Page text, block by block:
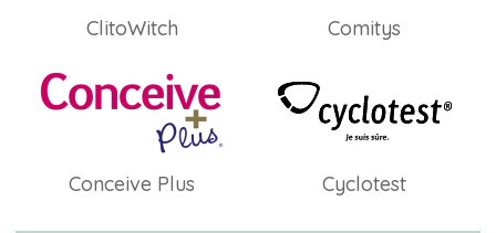
ClitoWitch Comitys
Conceive Plus Cyclotest